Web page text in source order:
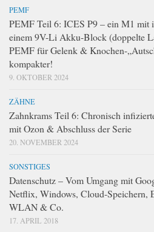
PEMF
PEMF Teil 6: ICES P9 – ein M1 mit
einem 9V-Li Akku-Block (doppelte
PEMF für Gelenk & Knochen-
kompakter!
9. OKTOBER 2024
ZÄHNE
Zahnkrams Teil 6: Chronisch
mit Ozon & Abschluss der Serie
20. NOVEMBER 2024
SONSTIGES
Datenschutz – Vom Umgang mit
Netflix, Windows, Cloud-Speichern,
WLAN & Co.
17. APRIL 2018